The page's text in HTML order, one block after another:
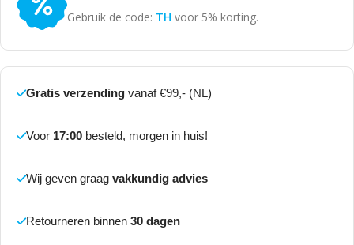
Gebruik de code: TH voor 5% korting.
Gratis verzending vanaf €99,- (NL)
Voor 17:00 besteld, morgen in huis!
Wij geven graag vakkundig advies
Retourneren binnen 30 dagen